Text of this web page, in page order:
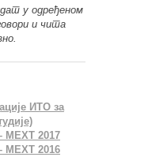
у одређеном
и чита
ИТО за
MEXT 2017
MEXT 2016